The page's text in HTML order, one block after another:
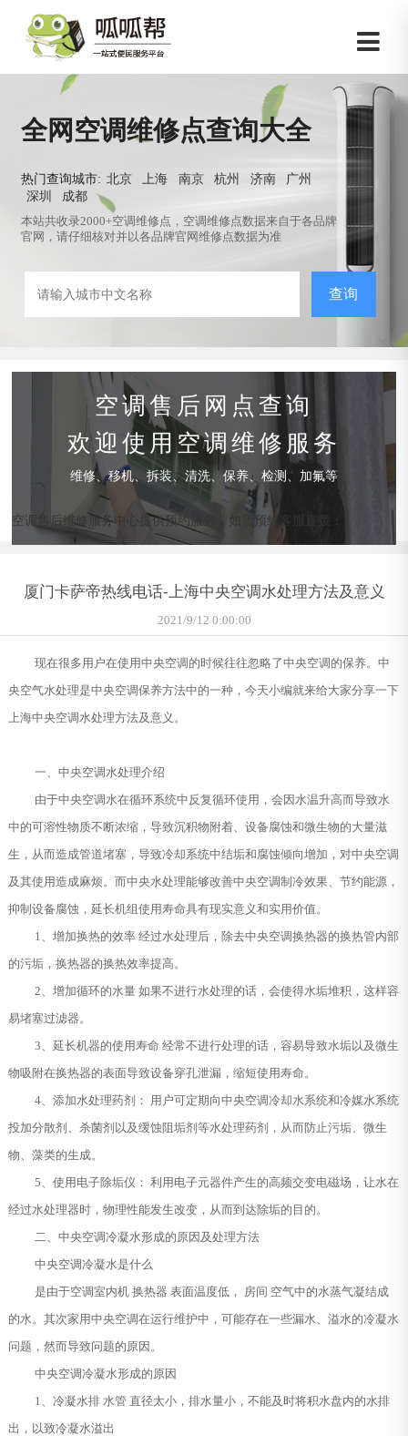
全网空调维修点查询大全
热门查询城市: 北京 上海 南京 杭州 济南
广州
深圳
成都
本站共收录2000+空调维修点，空调维修点数据来自于各品牌
官网，请仔细核对并以各品牌官网维修点数据为准
查询
空调售后网点查询
欢迎使用空调维修服务
维修、移机、拆装、清洗、保养、检测、加氟等
空调售后维修服务中心提供预约服务，如需预约客服直拨：
厦门卡萨帝热线电话-上海中央空调水处理方法及意义
2021/9/12 0:00:00
现在很多用户在使用中央空调的时候往往忽略了中央空调的保养。中
央空气水处理是中央空调保养方法中的一种，今天小编就来给大家分享一下
上海中央空调水处理方法及意义。
一、中央空调水处理介绍
由于中央空调水在循环系统中反复循环使用，会因水温升高而导致水
中的可溶性物质不断浓缩，导致沉积物附着、设备腐蚀和微生物的大量滋
生，从而造成管道堵塞，导致冷却系统中结垢和腐蚀倾向增加，对中央空调
及其使用造成麻烦。而中央水处理能够改善中央空调制冷效果、节约能源，
抑制设备腐蚀，延长机组使用寿命具有现实意义和实用价值。
1、增加换热的效率 经过水处理后，除去中央空调换热器的换热管内部
的污垢，换热器的换热效率提高。
2、增加循环的水量 如果不进行水处理的话，会使得水垢堆积，这样容
易堵塞过滤器。
3、延长机器的使用寿命 经常不进行处理的话，容易导致水垢以及微生
物吸附在换热器的表面导致设备穿孔泄漏，缩短使用寿命。
4、添加水处理药剂： 用户可定期向中央空调冷却水系统和冷媒水系统
投加分散剂、杀菌剂以及缓蚀阻垢剂等水处理药剂，从而防止污垢、微生
物、藻类的生成。
5、使用电子除垢仪： 利用电子元器件产生的高频交变电磁场，让水在
经过水处理器时，物理性能发生改变，从而到达除垢的目的。
二、中央空调冷凝水形成的原因及处理方法
中央空调冷凝水是什么
是由于空调室内机 换热器 表面温度低， 房间 空气中的水蒸气凝结成
的水。其次家用中央空调在运行维护中，可能存在一些漏水、溢水的冷凝水
问题，然而导致问题的原因。
中央空调冷凝水形成的原因
1、冷凝水排 水管 直径太小，排水量小，不能及时将积水盘内的水排
出，以致冷凝水溢出